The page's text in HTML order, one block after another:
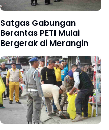
Satgas Gabungan
Berantas PETI Mulai
Bergerak di Merangin